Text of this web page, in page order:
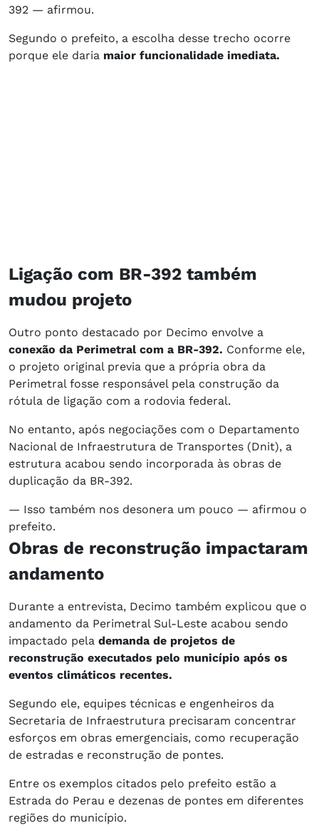
392 — afirmou.
Segundo o prefeito, a escolha desse trecho ocorre
porque ele daria maior funcionalidade imediata.
Ligação com BR-392 também
mudou projeto
Outro ponto destacado por Decimo envolve a
conexão da Perimetral com a BR-392. Conforme ele,
o projeto original previa que a própria obra da
Perimetral fosse responsável pela construção da
rótula de ligação com a rodovia federal.
No entanto, após negociações com o Departamento
Nacional de Infraestrutura de Transportes (Dnit), a
estrutura acabou sendo incorporada às obras de
duplicação da BR-392.
— Isso também nos desonera um pouco — afirmou o
prefeito.
Obras de reconstrução impactaram
andamento
Durante a entrevista, Decimo também explicou que o
andamento da Perimetral Sul-Leste acabou sendo
impactado pela demanda de projetos de
reconstrução executados pelo município após os
eventos climáticos recentes.
Segundo ele, equipes técnicas e engenheiros da
Secretaria de Infraestrutura precisaram concentrar
esforços em obras emergenciais, como recuperação
de estradas e reconstrução de pontes.
Entre os exemplos citados pelo prefeito estão a
Estrada do Perau e dezenas de pontes em diferentes
regiões do município.